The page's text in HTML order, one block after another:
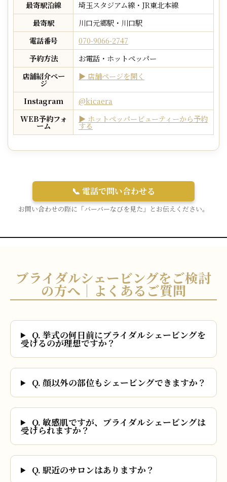
最寄駅沿線
埼玉スタジアム線・JR東北本線
最寄駅
川口元郷駅・川口駅
電話番号
070-9066-2747
予約方法
お電話・ホットペッパー
店舗紹介ペー
ジ
▶ 店舗ページを開く
Instagram
@kicaera
WEB予約フォ
ーム
▶ ホットペッパービューティーから予約
する
📞 電話で問い合わせる
お問い合わせの際に「バーバーなびを見た」とお伝えください。
ブライダルシェービングをご検討
の方へ｜よくあるご質問
Q. 挙式の何日前にブライダルシェービングを
受けるのが理想ですか？
Q. 顔以外の部位もシェービングできますか？
Q. 敏感肌ですが、ブライダルシェービングは
受けられますか？
Q. 駅近のサロンはありますか？